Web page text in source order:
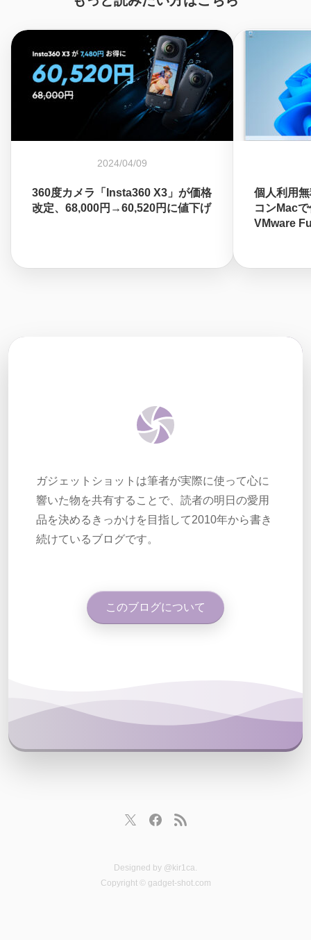
2024/04/09
360度カメラ「Insta360 X3」が価格
改定、68,000円→60,520円に値下げ
個人利用
コンMac
VMware
ガジェットショットは筆者が実際に使って心に
響いた物を共有することで、読者の明日の愛用
品を決めるきっかけを目指して2010年から書き
続けているブログです。
このブログについて
Designed by @kir1ca.
Copyright © gadget-shot.com